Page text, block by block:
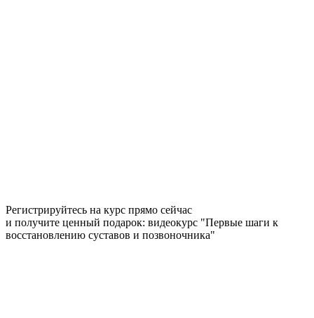
Регистрируйтесь на курс прямо сейчас
и получите ценный подарок: видеокурс "Первые шаги к
восстановлению суставов и позвоночника"